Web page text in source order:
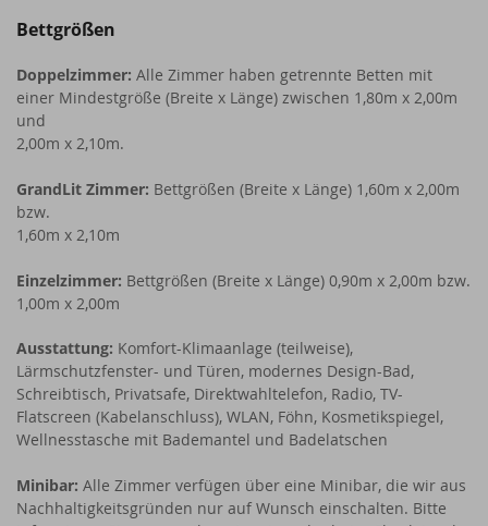
Bettgrößen
Doppelzimmer: Alle Zimmer haben getrennte Betten mit
einer Mindestgröße (Breite x Länge) zwischen 1,80m x 2,00m
und
2,00m x 2,10m.
GrandLit Zimmer: Bettgrößen (Breite x Länge) 1,60m x 2,00m
bzw.
1,60m x 2,10m
Einzelzimmer: Bettgrößen (Breite x Länge) 0,90m x 2,00m bzw.
1,00m x 2,00m
Ausstattung: Komfort-Klimaanlage (teilweise),
Lärmschutzfenster- und Türen, modernes Design-Bad,
Schreibtisch, Privatsafe, Direktwahltelefon, Radio, TV-
Flatscreen (Kabelanschluss), WLAN, Föhn, Kosmetikspiegel,
Wellnesstasche mit Bademantel und Badelatschen
Minibar: Alle Zimmer verfügen über eine Minibar, die wir aus
Nachhaltigkeitsgründen nur auf Wunsch einschalten. Bitte